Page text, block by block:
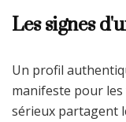
Les signes
Un profil
manifeste pour les
sérieux partagent